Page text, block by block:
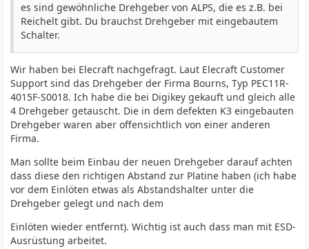
es sind gewöhnliche Drehgeber von ALPS, die es z.B. bei
Reichelt gibt. Du brauchst Drehgeber mit eingebautem
Schalter.
Wir haben bei Elecraft nachgefragt. Laut Elecraft Customer
Support sind das Drehgeber der Firma Bourns, Typ PEC11R-
4015F-S0018. Ich habe die bei Digikey gekauft und gleich alle
4 Drehgeber getauscht. Die in dem defekten K3 eingebauten
Drehgeber waren aber offensichtlich von einer anderen
Firma.
Man sollte beim Einbau der neuen Drehgeber darauf achten
dass diese den richtigen Abstand zur Platine haben (ich habe
vor dem Einlöten etwas als Abstandshalter unter die
Drehgeber gelegt und nach dem
Einlöten wieder entfernt). Wichtig ist auch dass man mit ESD-
Ausrüstung arbeitet.